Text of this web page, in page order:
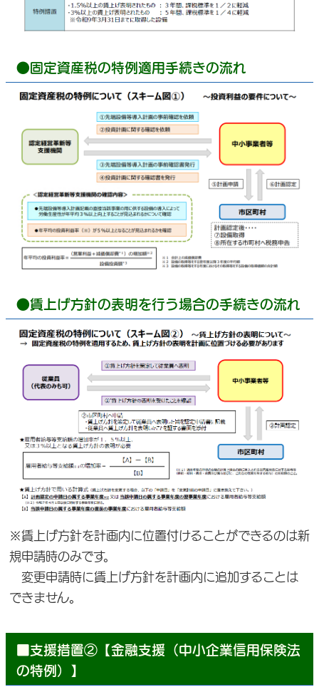
●固定資産税の特例適用手続きの流れ
●賃上げ方針の表明を行う場合の手続きの流れ
※賃上げ方針を計画内に位置付けることができるのは新
規申請時のみです。
変更申請時に賃上げ方針を計画内に追加することは
できません。
■支援措置②【金融支援（中小企業信用保険法
の特例）】